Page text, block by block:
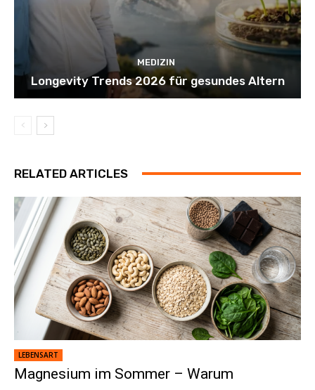
MEDIZIN
Longevity Trends 2026 für gesundes Altern
RELATED ARTICLES
LEBENSART
Magnesium im Sommer – Warum